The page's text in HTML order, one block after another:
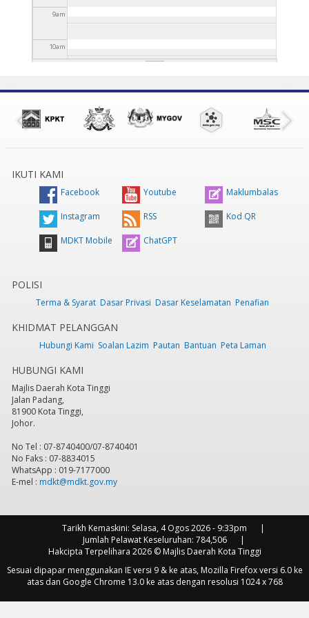
9am
10am
2pm
3pm
pm
6pm
8 pm
9 pm
11pm
IKUTI KAMI
Facebook Youtube Maklumbalas
Instagram RSS Kod QR
MDKT Mobile ChatGPT
POLISI
Terma & Syarat Dasar Privasi Dasar Keselamatan Penafian
KHIDMAT PELANGGAN
Hubungi Kami Soalan Lazim Pautan Bantuan Peta Laman
HUBUNGI KAMI
Majlis Daerah Kota Tinggi
Jalan Padang,
81900 Kota Tinggi,
Johor.
No Tel : 07-8740400/07-8740401
No Faks : 07-8834015
WhatsApp : 019-7177000
E-mel : mdkt@mdkt.gov.my
Tarikh Kemaskini: Selasa, 4 Ogos 2026 - 9:33pm
Jumlah Pelawat Keseluruhan: 784,506
Hakcipta Terpelihara 2026 © Majlis Daerah Kota Tinggi
Sesuai dipapar menggunakan IE versi 9 & ke atas, Mozilla Firefox versi 6.0 ke
atas dan Google Chrome 13.0 ke atas dengan resolusi 1024 x 768